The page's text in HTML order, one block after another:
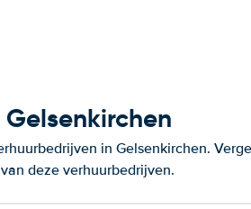
in Gelsenkirchen.
deze verhuurbedrijven.